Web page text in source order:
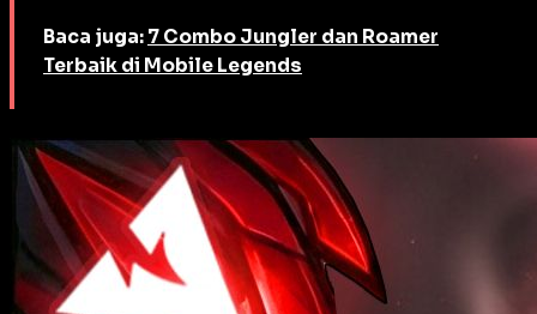
Baca juga: 7 Combo Jungler dan Roamer
Terbaik di Mobile Legends